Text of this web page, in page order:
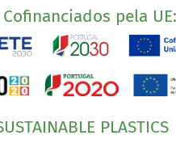
pela UE:
PLASTICS